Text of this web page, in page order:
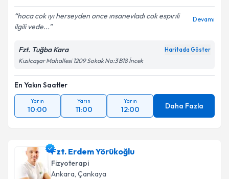
hoca cok ıyı herseyden once ınsanevladı cok espırıli
ilgili vede...
Devamı
Fzt. Tuğba Kara Haritada Göster
Kızılcaşar Mahallesi 1209 Sokak No:3 B18 İncek
En Yakın Saatler
Yarın
10:00
Yarın
11:00
Yarın
12:00 Daha Fazla
Fzt. Erdem Yörükoğlu
Fizyoterapi
Ankara, Çankaya